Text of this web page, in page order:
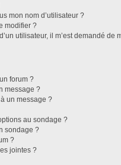
mon nom d’utilisateur ?
modifier ?
utilisateur, il m’est demandé de
forum ?
message ?
un message ?
au sondage ?
sondage ?
?
jointes ?